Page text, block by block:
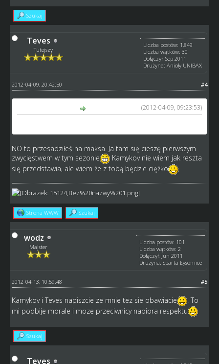
Szukaj
Teves
Tutejszy
Liczba postów: 1,849
Liczba wątków: 30
Dołączył: Sep 2011
Drużyna: Anioły UNIBAX
#4
2012-04-09, 20:42:50
(2012-04-09, 09:23:53)
NO to przesadziłeś na maksa. Ja tam się cieszę pierwszym
zwycięstwem w tym sezonie
Kamykov nie wiem jak reszta
się przedstawia, ale wiem że z tobą będzie ciężko
Strona WWW Szukaj
wodz
Majster
Liczba postów: 101
Liczba wątków: 2
Dołączył: Jun 2011
Drużyna: Sparta Łysomice
#5
2012-04-13, 10:59:48
Kamykov i Teves napiszcie ze mnie tez sie obawiacie
. To
mi podbije morale i moze przeciwnicy nabiora respektu
Szukaj
Teves